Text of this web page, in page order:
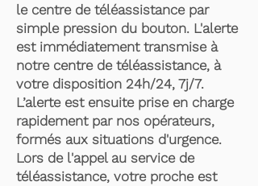
le centre de téléassistance par
simple pression du bouton. L'alerte
est immédiatement transmise à
notre centre de téléassistance, à
votre disposition 24h/24, 7j/7.
L’alerte est ensuite prise en charge
rapidement par nos opérateurs,
formés aux situations d'urgence.
Lors de l'appel au service de
téléassistance, votre proche est